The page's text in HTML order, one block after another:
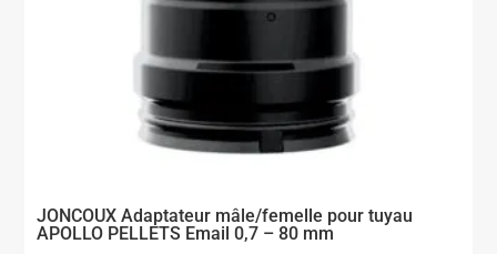
JONCOUX Adaptateur mâle/femelle pour tuyau
APOLLO PELLETS Email 0,7 – 80 mm